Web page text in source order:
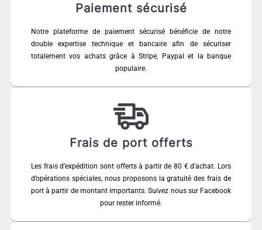
Paiement sécurisé
Notre plateforme de paiement sécurisé bénéficie de notre
double expertise technique et bancaire afin de sécuriser
totalement vos achats grâce à Stripe, Paypal et la banque
populaire.
Frais de port offerts
Les frais d’expédition sont offerts à partir de 80 € d’achat. Lors
d’opérations spéciales, nous proposons la gratuité des frais de
port à partir de montant importants. Suivez nous sur Facebook
pour rester informé.